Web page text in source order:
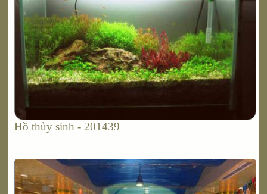
Hồ thủy sinh - 201439